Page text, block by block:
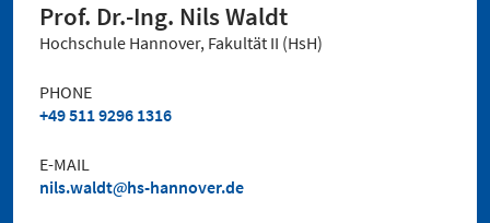
Prof. Dr.-Ing. Nils Waldt
Hochschule Hannover, Fakultät II (HsH)
PHONE
+49 511 9296 1316
E-MAIL
nils.waldt
hs-hannover.de